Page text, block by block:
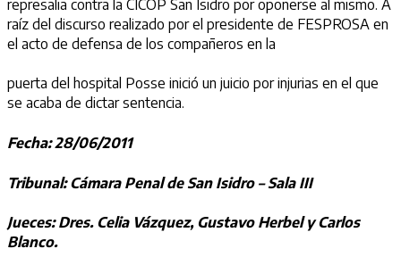
represalia contra la CICOP San Isidro por oponerse al mismo. A
raíz del discurso realizado por el presidente de FESPROSA en
el acto de defensa de los compañeros en la
puerta del hospital Posse inició un juicio por injurias en el que
se acaba de dictar sentencia.
Fecha: 28/06/2011
Tribunal: Cámara Penal de San Isidro – Sala III
Jueces: Dres. Celia Vázquez, Gustavo Herbel y Carlos
Blanco.